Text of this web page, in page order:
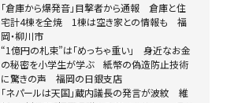
「倉庫から爆発音」目撃者から通報 倉庫と住
宅計4棟を全焼 1棟は空き家との情報も 福
岡・柳川市
“1億円の札束”は「めっちゃ重い」 身近なお金
の秘密を小学生が学ぶ 紙幣の偽造防止技術
に驚きの声 福岡の日銀支店
「ネパールは天国」蔵内議長の発言が波紋 維